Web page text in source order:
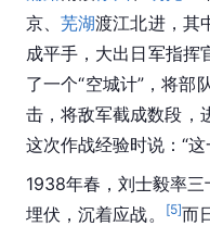
京、芜湖渡江北进，其
成平手，大出日军指挥
了一个“空城计”，将部
击，将敌军截成数段，
这次作战经验时说：“
1938年春，刘士毅率
埋伏，沉着应战。
[5]而